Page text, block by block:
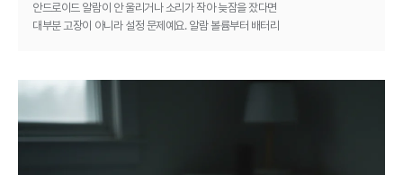
안드로이드 알람이 안 울리거나 소리가 작아 늦잠을 잤다면
대부분 고장이 아니라 설정 문제예요. 알람 볼륨부터 배터리